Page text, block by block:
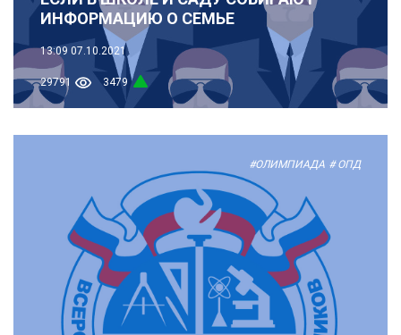
ИНФОРМАЦИЮ О СЕМЬЕ
13:09 07.10.2021
29791 3479
#ОЛИМПИАДА # ОПД